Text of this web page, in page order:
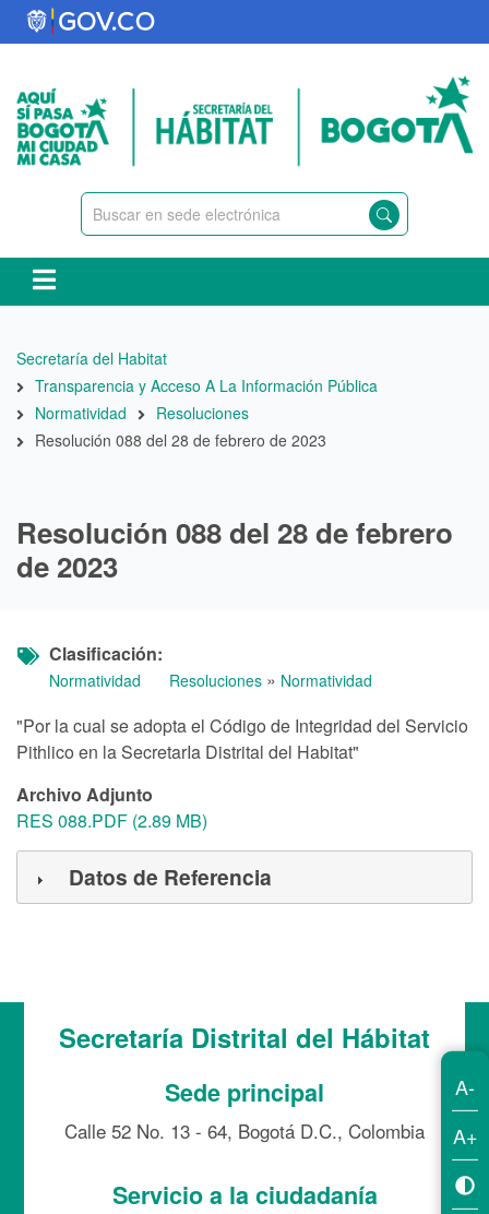
Pasar
al
principal
Ruta
de
navegación
Secretaría del Habitat
Transparencia y Acceso A La Información Pública
Normatividad
Resoluciones
Resolución 088 del 28 de febrero de 2023
Resolución 088 del 28 de febrero
de 2023
Clasificación
Normatividad Resoluciones » Normatividad
"Por la cual se adopta el Código de Integridad del Servicio
Pithlico en la SecretarIa Distrital del Habitat"
Archivo Adjunto
RES 088.PDF (2.89 MB)
Datos de Referencia
Secretaría Distrital del Hábitat
Sede principal
Calle 52 No. 13 - 64, Bogotá D.C., Colombia
Servicio a la ciudadanía
A-
A+